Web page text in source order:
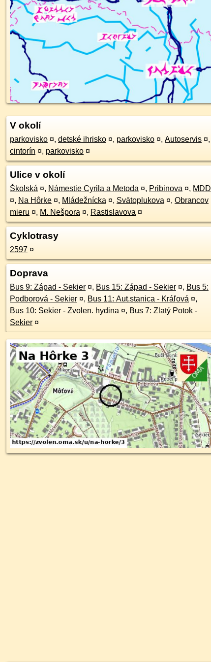
V okolí
parkovisko ¤, detské ihrisko ¤, parkovisko ¤, Autoservis ¤,
cintorín ¤, parkovisko ¤
Ulice v okolí
Školská ¤, Námestie Cyrila a Metoda ¤, Pribinova ¤, MDD
¤, Na Hôrke ¤, Mládežnícka ¤, Svätoplukova ¤, Obrancov
mieru ¤, M. Nešpora ¤, Rastislavova ¤
Cyklotrasy
2597 ¤
Doprava
Bus 9: Západ - Sekier ¤, Bus 15: Západ - Sekier ¤, Bus 5:
Podborová - Sekier ¤, Bus 11: Aut.stanica - Kráľová ¤,
Bus 10: Sekier - Zvolen. hydina ¤, Bus 7: Zlatý Potok -
Sekier ¤